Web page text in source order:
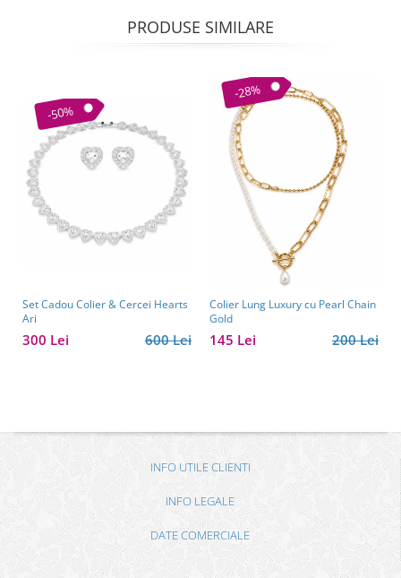
PRODUSE SIMILARE
-50%
Set Cadou Colier & Cercei Hearts
Ari
600 Lei
300 Lei
-28%
Colier Lung Luxury cu Pearl Chain
Gold
200 Lei
145 Lei
INFO UTILE CLIENTI
INFO LEGALE
DATE COMERCIALE